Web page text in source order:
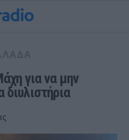
για να μην